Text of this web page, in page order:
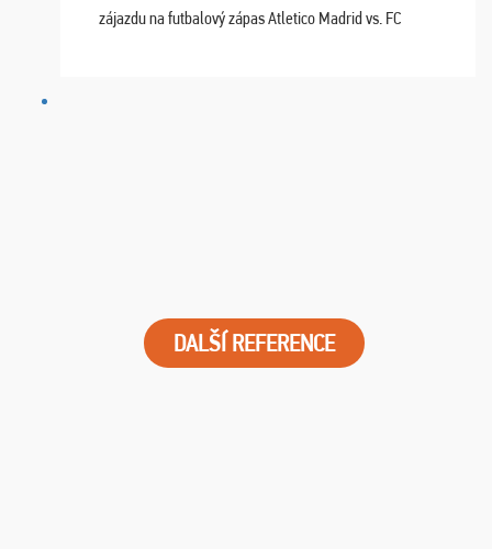
zájazdu na futbalový zápas Atletico Madrid vs. FC
DALŠÍ REFERENCE